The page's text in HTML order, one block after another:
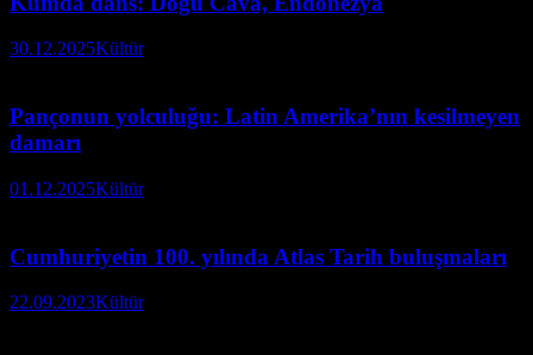
30.12.2025Kültür
Pançonun yolculuğu: Latin Amerika’nın kesilmeyen
damarı
01.12.2025Kültür
Cumhuriyetin 100. yılında Atlas Tarih buluşmaları
22.09.2023Kültür